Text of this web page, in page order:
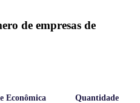
de empresas de
Econômica Quantidade